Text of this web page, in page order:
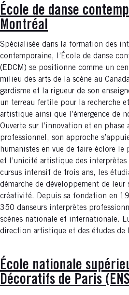
École de danse
Montréal
Spécialisée dans la formation des
contemporaine, l’École de danse
(EDCM) se positionne comme un
milieu des arts de la scène au
gardisme et la rigueur de son
un terreau fertile pour la recherche
artistique ainsi que l’émergence de
Ouverte sur l’innovation et en phase
professionnel, son approche
humanistes en vue de faire éclore
et l’unicité artistique des interprètes
cursus intensif de trois ans, les
démarche de développement de
créativité. Depuis sa fondation en
350 danseurs interprètes
scènes nationale et internationale.
direction artistique et des études de
École nationale
Décoratifs de Paris